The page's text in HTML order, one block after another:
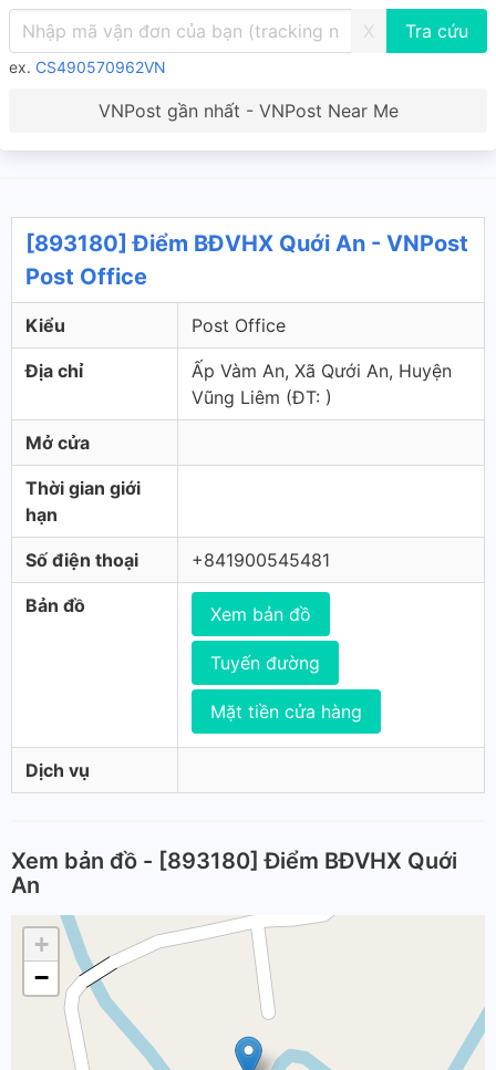
X
ex. CS490570962VN
VNPost gần nhất - VNPost Near Me
[893180] Điểm BĐVHX Quới An - VNPost
Post Office
Kiểu Post Office
Địa chỉ
Ấp Vàm An, Xã Qưới An, Huyện
Vũng Liêm (ÐT: )
Mở cửa
Thời gian giới
hạn
Số điện thoại +841900545481
Bản đồ Xem bản đồ
Tuyến đường
Mặt tiền cửa hàng
Dịch vụ
Xem bản đồ - [893180] Điểm BĐVHX Quới
An
+
−